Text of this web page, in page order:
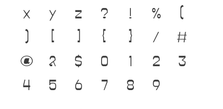
x y z ? ! % (
) [ ] { } / #
@ & $ 0 1 2 3
4 5 6 7 8 9